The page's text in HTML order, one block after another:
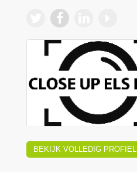
BEKIJK VOLLEDIG PROFIEL